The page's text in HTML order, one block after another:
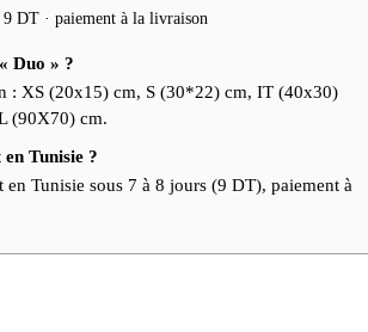
9 DT · paiement à la livraison
Duo » ?
: XS (20x15) cm, S (30*22) cm, IT (40x30)
(90X70) cm.
Tunisie ?
Tunisie sous 7 à 8 jours (9 DT), paiement à